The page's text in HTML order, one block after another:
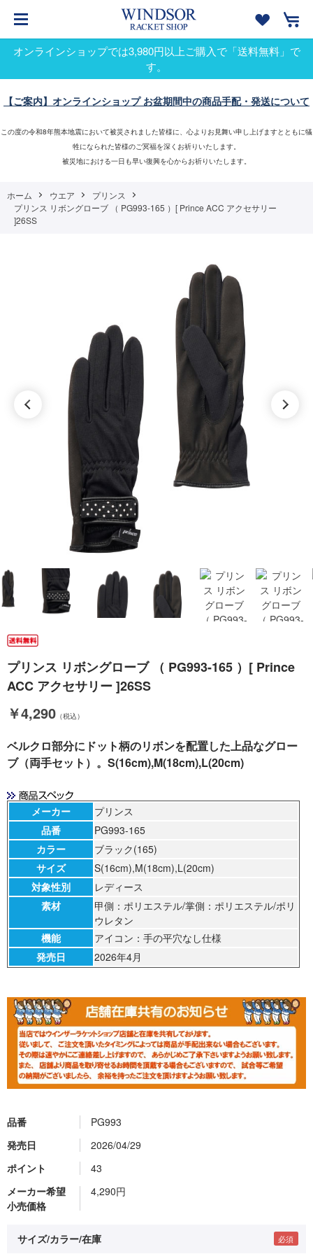
オンラインショップでは3,980円以上ご購入で「送料無料」で
す。
【ご案内】オンラインショップ お盆期間中の商品手配・発送について
この度の令和8年熊本地震において被災されました皆様に、心よりお見舞い申し上げますとともに犠
牲になられた皆様のご冥福を深くお祈りいたします。
被災地における一日も早い復興を心からお祈りいたします。
ホーム ウエア
プリンス
プリンス リボングローブ （ PG993-165 ）[ Prince ACC アクセサリー
]26SS
プリンス リボングローブ （ PG993-165 ）[ Prince
ACC アクセサリー ]26SS
￥4,290 （税込）
品番
PG993
発売日
2026/04/29
ポイント
43
メーカー希望
小売価格
4,290円
サイズ/カラー/在庫
ベルクロ部分にドット柄のリボンを配置した上品なグロー
ブ（両手セット）。S(16cm),M(18cm),L(20cm)
メーカー
プリンス
品番
PG993-165
カラー
ブラック(165)
サイズ
S(16cm),M(18cm),L(20cm)
対象性別
レディース
素材
甲側：ポリエステル/掌側：ポリエステル/ポリ
ウレタン
機能
アイコン：手の平穴なし仕様
発売日
2026年4月